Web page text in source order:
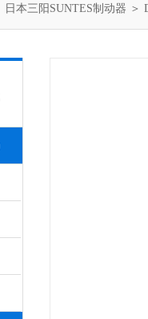
日本三阳SUNTES制动器 ＞